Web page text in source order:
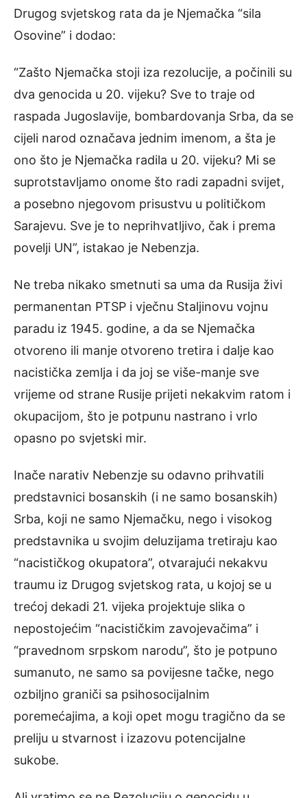
Drugog svjetskog rata da je Njemačka “sila
Osovine” i dodao:
“Zašto Njemačka stoji iza rezolucije, a počinili su
dva genocida u 20. vijeku? Sve to traje od
raspada Јugoslavije, bombardovanja Srba, da se
cijeli narod označava jednim imenom, a šta je
ono što je Njemačka radila u 20. vijeku? Mi se
suprotstavljamo onome što radi zapadni svijet,
a posebno njegovom prisustvu u političkom
Sarajevu. Sve je to neprihvatljivo, čak i prema
povelji UN”, istakao je Nebenzja.
Ne treba nikako smetnuti sa uma da Rusija živi
permanentan PTSP i vječnu Staljinovu vojnu
paradu iz 1945. godine, a da se Njemačka
otvoreno ili manje otvoreno tretira i dalje kao
nacistička zemlja i da joj se više-manje sve
vrijeme od strane Rusije prijeti nekakvim ratom i
okupacijom, što je potpunu nastrano i vrlo
opasno po svjetski mir.
Inače narativ Nebenzje su odavno prihvatili
predstavnici bosanskih (i ne samo bosanskih)
Srba, koji ne samo Njemačku, nego i visokog
predstavnika u svojim deluzijama tretiraju kao
“nacističkog okupatora”, otvarajući nekakvu
traumu iz Drugog svjetskog rata, u kojoj se u
trećoj dekadi 21. vijeka projektuje slika o
nepostojećim “nacističkim zavojevačima” i
“pravednom srpskom narodu”, što je potpuno
sumanuto, ne samo sa povijesne tačke, nego
ozbiljno graniči sa psihosocijalnim
poremećajima, a koji opet mogu tragično da se
preliju u stvarnost i izazovu potencijalne
sukobe.